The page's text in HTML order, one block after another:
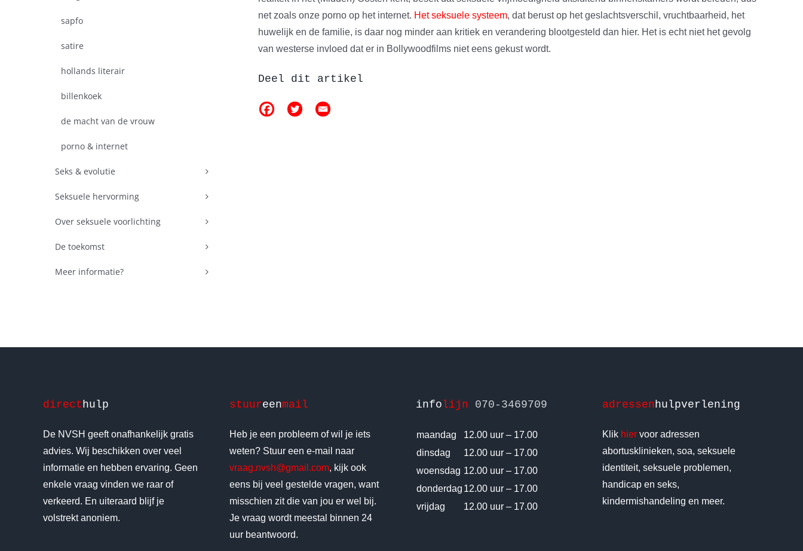
net zoals onze porno op het internet. Het seksuele systeem, dat berust op het geslachtsverschil, vruchtbaarheid, het
huwelijk en de familie, is daar nog minder aan kritiek en verandering blootgesteld dan hier. Het is echt niet het gevolg
van westerse invloed dat er in Bollywoodfilms niet eens gekust wordt.
Deel dit artikel
sapfo
satire
hollands literair
billenkoek
de macht van de vrouw
porno & internet
Seks & evolutie
Seksuele hervorming
Over seksuele voorlichting
De toekomst
Meer informatie?
direct hulp
De NVSH geeft onafhankelijk gratis
advies. Wij beschikken over veel
informatie en hebben ervaring. Geen
enkele vraag vinden we raar of
verkeerd. En uiteraard blijf je
volstrekt anoniem.
stuureenmail
Heb je een probleem of wil je iets
weten? Stuur een e-mail naar
vraag.nvsh@gmail.com, kijk ook
eens bij veel gestelde vragen, want
misschien zit die van jou er wel bij.
Je vraag wordt meestal binnen 24
uur beantwoord.
infolijn 070-3469709
maandag
12.00 uur – 17.00
dinsdag
12.00 uur – 17.00
woensdag 12.00 uur – 17.00
donderdag 12.00 uur – 17.00
vrijdag
12.00 uur – 17.00
adressen hulpverlening
Klik hiervoor adressen
abortusklinieken, soa, seksuele
identiteit, seksuele problemen,
handicap en seks,
kindermishandeling en meer.